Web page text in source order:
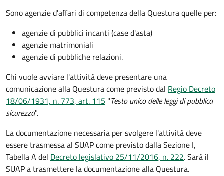
Sono agenzie d'affari di competenza della Questura quelle per:
agenzie di pubblici incanti (case d'asta)
agenzie matrimoniali
agenzie di pubbliche relazioni.
Chi vuole avviare l'attività deve presentare una
comunicazione alla Questura come previsto dal Regio Decreto
18/06/1931, n. 773, art. 115 "Testo unico delle leggi di pubblica
sicurezza".
La documentazione necessaria per svolgere l'attività deve
essere trasmessa al SUAP come previsto dalla Sezione I,
Tabella A del Decreto legislativo 25/11/2016, n. 222. Sarà il
SUAP a trasmettere la documentazione alla Questura.